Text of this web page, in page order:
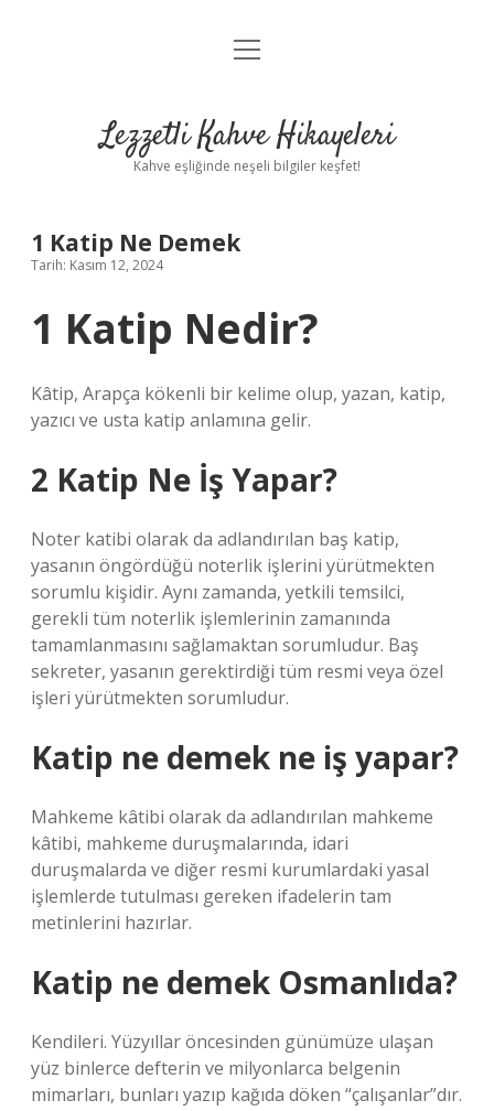
Anasayfa
Yasal Uyarı
menüyü
Lezzetli Kahve Hikayeleri
Kahve eşliğinde neşeli bilgiler keşfet!
1 Katip Ne Demek
Tarih: Kasım 12, 2024
1 Katip Nedir?
Kâtip, Arapça kökenli bir kelime olup, yazan, katip,
yazıcı ve usta katip anlamına gelir.
2 Katip Ne İş Yapar?
Noter katibi olarak da adlandırılan baş katip,
yasanın öngördüğü noterlik işlerini yürütmekten
sorumlu kişidir. Aynı zamanda, yetkili temsilci,
gerekli tüm noterlik işlemlerinin zamanında
tamamlanmasını sağlamaktan sorumludur. Baş
sekreter, yasanın gerektirdiği tüm resmi veya özel
işleri yürütmekten sorumludur.
Katip ne demek ne iş yapar?
Mahkeme kâtibi olarak da adlandırılan mahkeme
kâtibi, mahkeme duruşmalarında, idari
duruşmalarda ve diğer resmi kurumlardaki yasal
işlemlerde tutulması gereken ifadelerin tam
metinlerini hazırlar.
Katip ne demek Osmanlıda?
Kendileri. Yüzyıllar öncesinden günümüze ulaşan
yüz binlerce defterin ve milyonlarca belgenin
mimarları, bunları yazıp kağıda döken “çalışanlar”dır.